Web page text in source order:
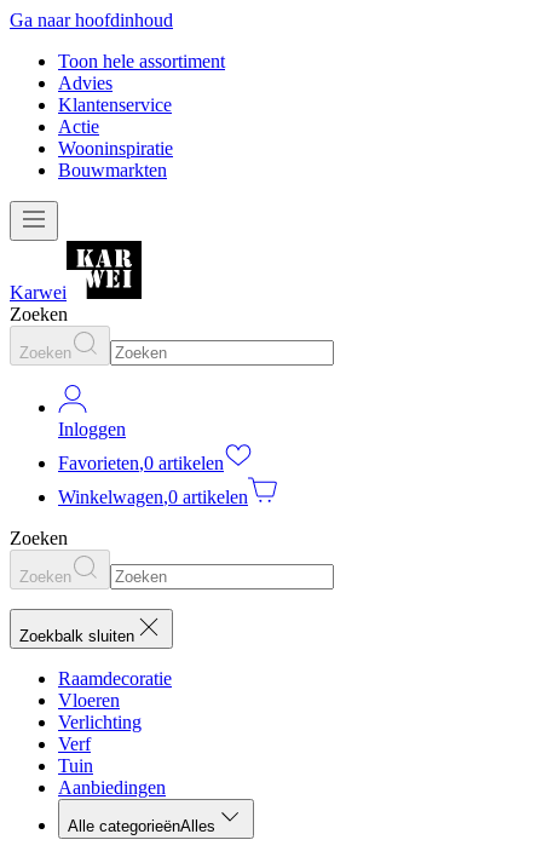
Ga naar hoofdinhoud
Toon hele assortiment
Advies
Klantenservice
Actie
Wooninspiratie
Bouwmarkten
Karwei
Zoeken
Zoeken
Inloggen
Favorieten,0 artikelen
Winkelwagen,0 artikelen
Zoeken
Zoeken
Zoekbalk sluiten
Raamdecoratie
Vloeren
Verlichting
Verf
Tuin
Aanbiedingen
Alle categorieënAlles